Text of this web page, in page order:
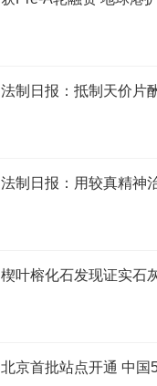
法制日报：抵制天价片
法制日报：用较真精神
楔叶榕化石发现证实石
北京首批站点开通 中国